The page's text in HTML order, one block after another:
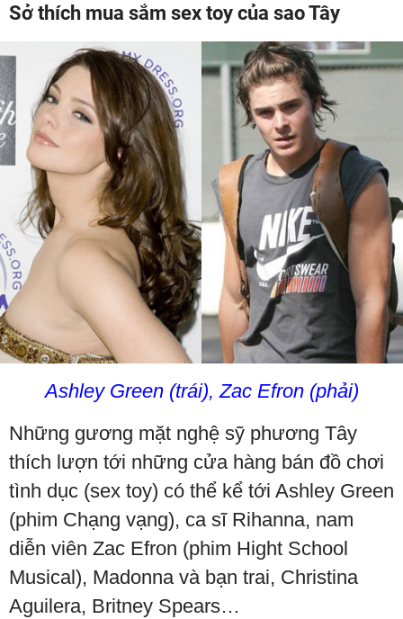
Sở thích mua sắm sex toy của sao Tây
Ashley Green (trái), Zac Efron (phải)
Những gương mặt nghệ sỹ phương Tây
thích lượn tới những cửa hàng bán đồ chơi
tình dục (sex toy) có thể kể tới Ashley Green
(phim Chạng vạng), ca sĩ Rihanna, nam
diễn viên Zac Efron (phim Hight School
Musical), Madonna và bạn trai, Christina
Aguilera, Britney Spears…